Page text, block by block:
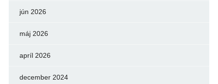
jún 2026
máj 2026
apríl 2026
december 2024